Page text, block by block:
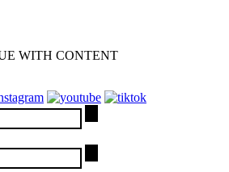
WITH CONTENT